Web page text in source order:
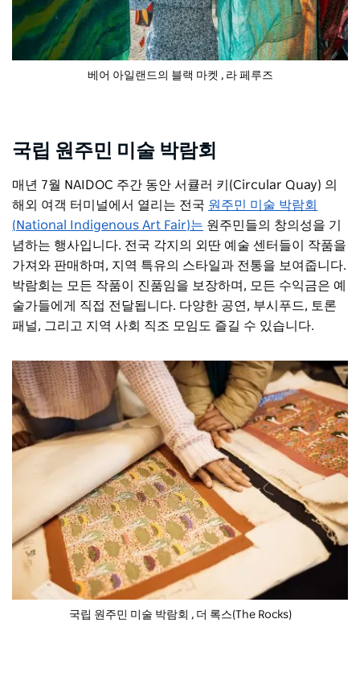
베어 아일랜드의 블랙 마켓 , 라 페루즈
국립 원주민 미술 박람회
매년 7월 NAIDOC 주간 동안 서큘러 키(Circular Quay) 의
해외 여객 터미널에서 열리는 전국 원주민 미술 박람회
(National Indigenous Art Fair)는 원주민들의 창의성을 기
념하는 행사입니다. 전국 각지의 외딴 예술 센터들이 작품을
가져와 판매하며, 지역 특유의 스타일과 전통을 보여줍니다.
박람회는 모든 작품이 진품임을 보장하며, 모든 수익금은 예
술가들에게 직접 전달됩니다. 다양한 공연, 부시푸드, 토론
패널, 그리고 지역 사회 직조 모임도 즐길 수 있습니다.
국립 원주민 미술 박람회 , 더 록스(The Rocks)